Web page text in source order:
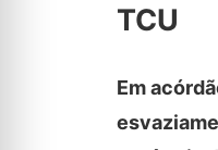
TCU
Em